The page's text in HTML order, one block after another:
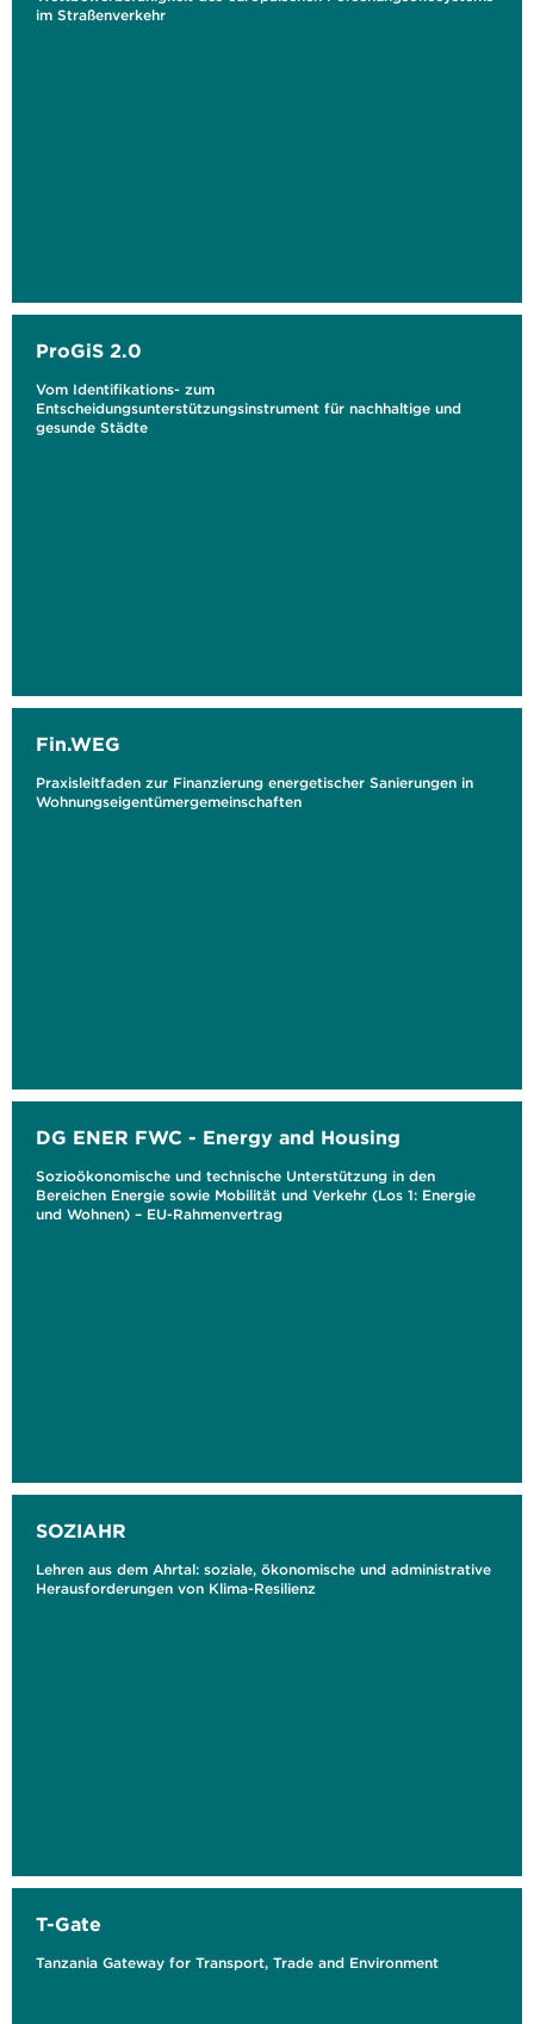
im Straßenverkehr
ProGiS 2.0
Vom Identifikations- zum
Entscheidungsunterstützungsinstrument für nachhaltige und
gesunde Städte
Fin.WEG
Praxisleitfaden zur Finanzierung energetischer Sanierungen in
Wohnungseigentümergemeinschaften
DG ENER FWC - Energy and Housing
Sozioökonomische und technische Unterstützung in den
Bereichen Energie sowie Mobilität und Verkehr (Los 1: Energie
und Wohnen) – EU-Rahmenvertrag
SOZIAHR
Lehren aus dem Ahrtal: soziale, ökonomische und administrative
Herausforderungen von Klima-Resilienz
T-Gate
Tanzania Gateway for Transport, Trade and Environment